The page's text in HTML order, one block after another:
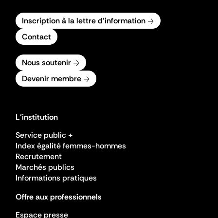
Inscription à la lettre d'information
Contact
Nous soutenir
Devenir membre
L'institution
Service public +
Index égalité femmes-hommes
Recrutement
Marchés publics
Informations pratiques
Offre aux professionnels
Espace presse